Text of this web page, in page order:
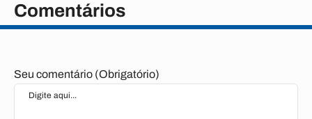
Comentários
Seu comentário (Obrigatório)